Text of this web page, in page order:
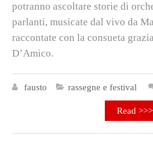
potranno ascoltare storie di
parlanti, musicate dal vivo da
raccontate con la consueta
D’Amico.
fausto rassegne e festival
Read >>>